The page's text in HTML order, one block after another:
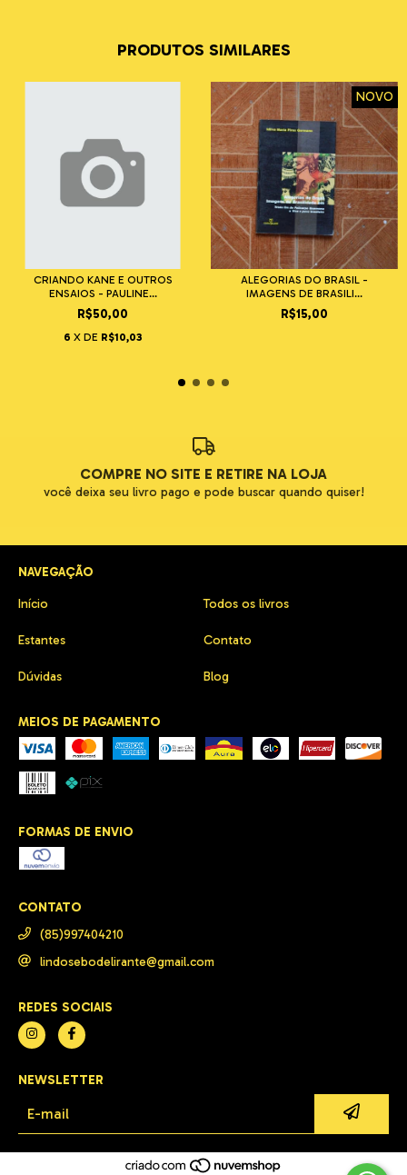
PRODUTOS SIMILARES
CRIANDO KANE E OUTROS
ENSAIOS - PAULINE...
R$50,00
6 X DE R$10,03
NOVO
ALEGORIAS DO BRASIL -
IMAGENS DE BRASILI...
R$15,00
COMPRE NO SITE E RETIRE NA LOJA
você deixa seu livro pago e pode buscar quando quiser!
NAVEGAÇÃO
Início Todos os livros
Estantes Contato
Dúvidas Blog
MEIOS DE PAGAMENTO
FORMAS DE ENVIO
CONTATO
(85)997404210
lindosebodelirante@gmail.com
REDES SOCIAIS
NEWSLETTER